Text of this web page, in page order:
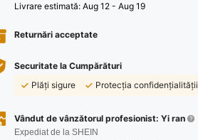
Livrare estimată: Aug 12 - Aug 19
Returnări acceptate
Securitate la Cumpărături
Plăți sigure
Protecția confidențialității
Vândut de vânzătorul profesionist: Yi ran
Expediat de la SHEIN